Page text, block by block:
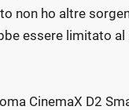
non ho altre
essere limitato al
CinemaX D2